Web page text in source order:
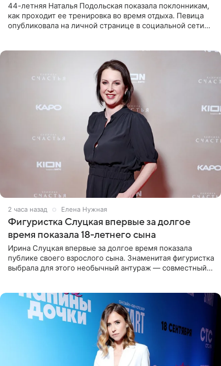
44-летняя Наталья Подольская показала поклонникам,
как проходит ее тренировка во время отдыха. Певица
опубликовала на личной странице в социальной сети
2 часа назад Елена Нужная
Фигуристка Слуцкая впервые за долгое
время показала 18-летнего сына
Ирина Слуцкая впервые за долгое время показала
публике своего взрослого сына. Знаменитая фигуристка
выбрала для этого необычный антураж — совместный